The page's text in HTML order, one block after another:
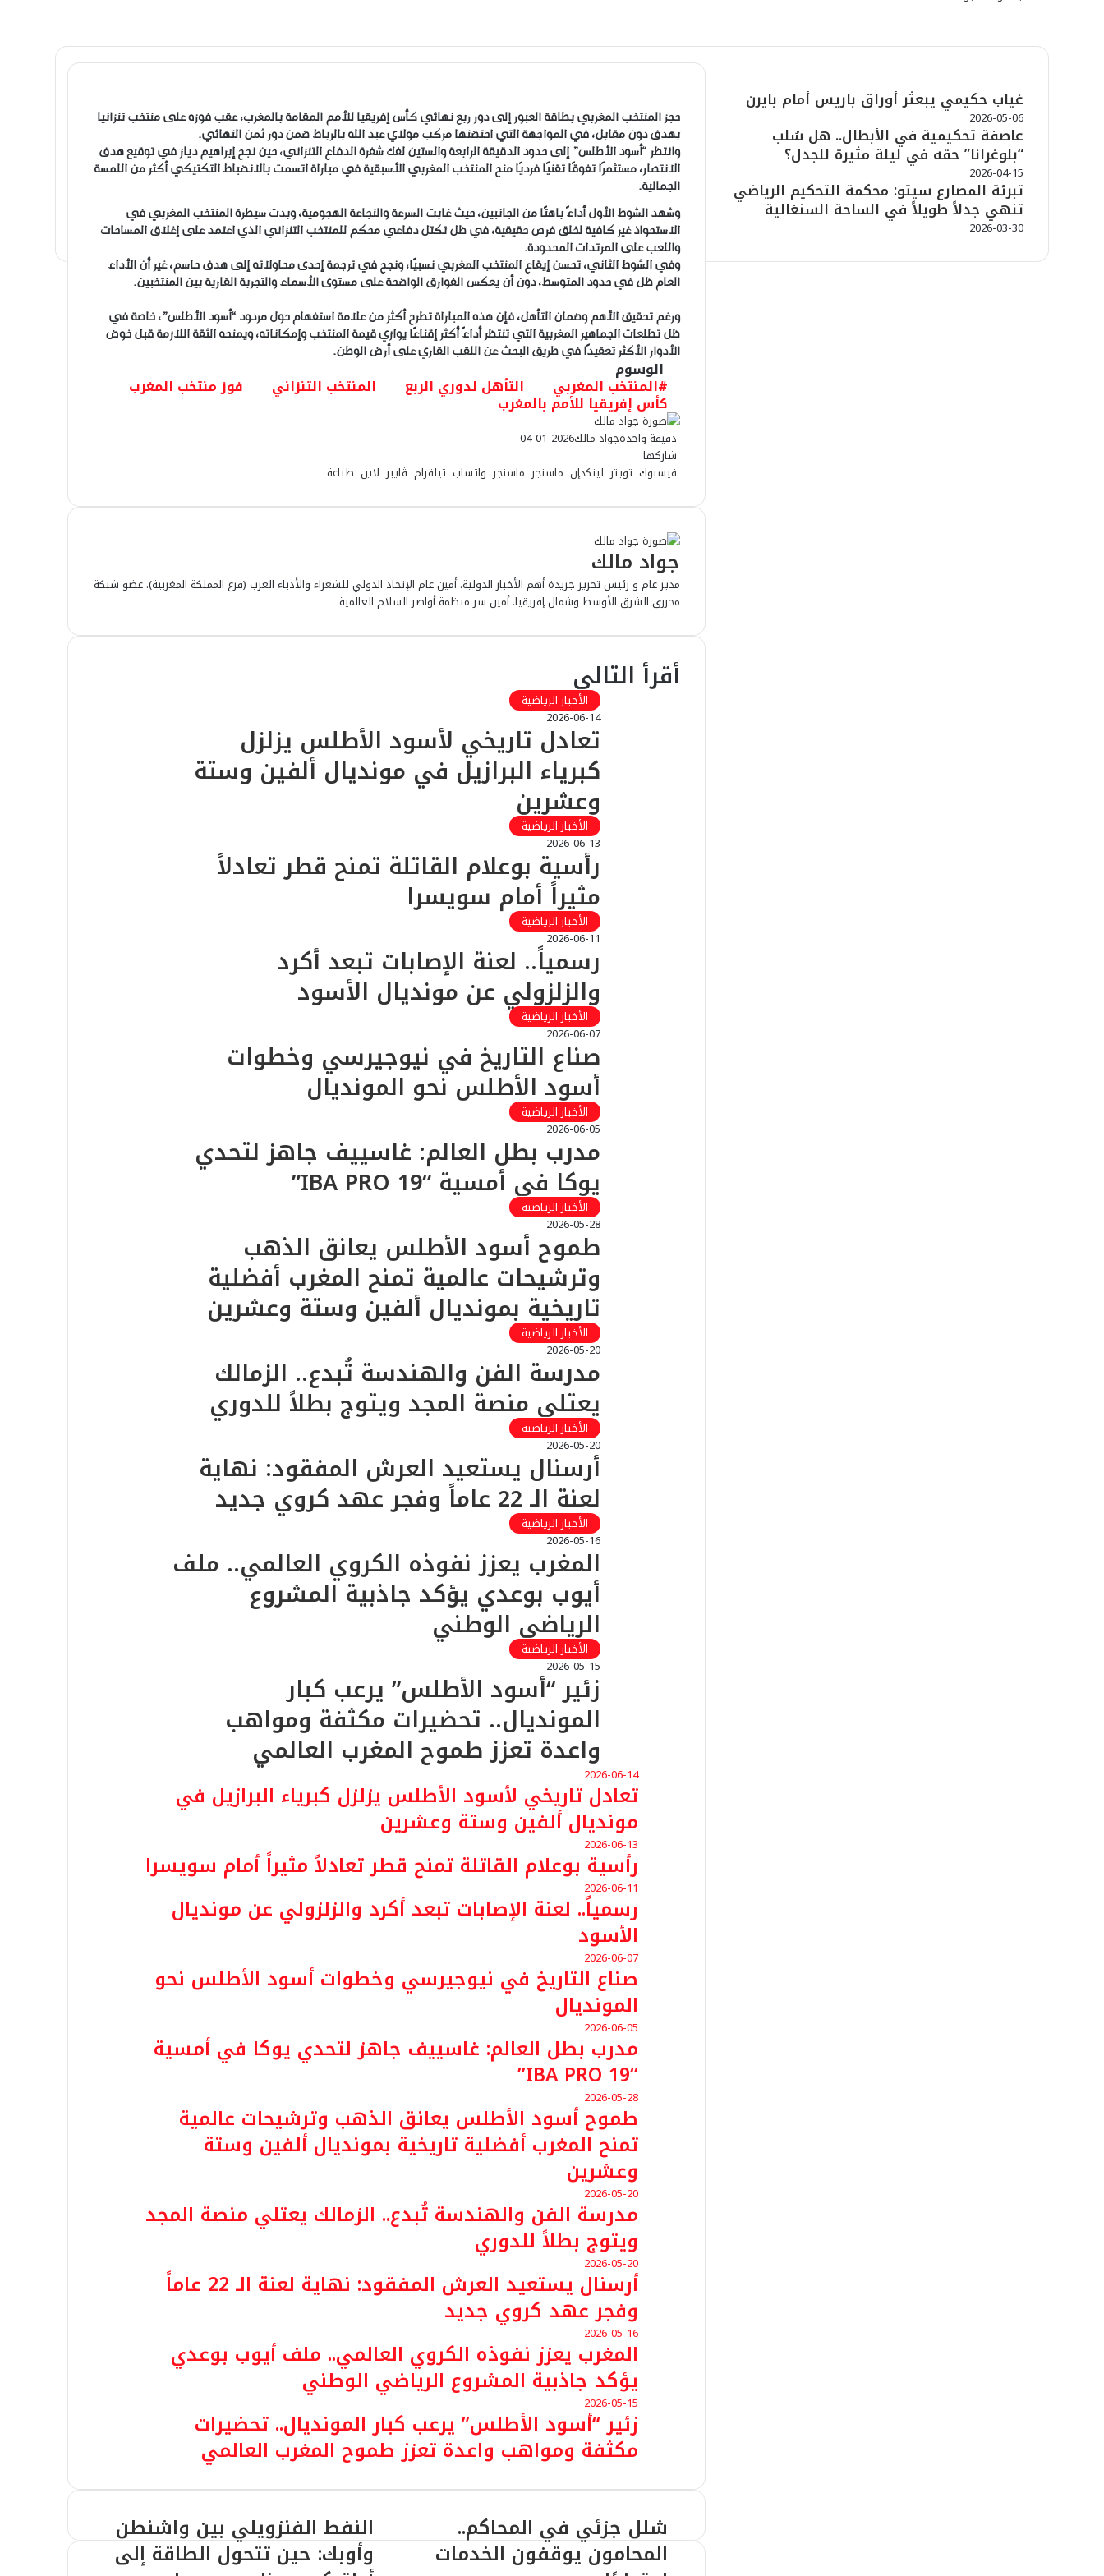
حجز المنتخب المغربي بطاقة العبور إلى دور ربع نهائي كأس إفريقيا للأمم المقامة بالمغرب، عقب فوزه على منتخب تنزانيا
بهدف دون مقابل، في المواجهة التي احتضنها مركب مولاي عبد الله بالرباط ضمن دور ثمن النهائي.
وانتظر “أسود الأطلس” إلى حدود الدقيقة الرابعة والستين لفك شفرة الدفاع التنزاني، حين نجح إبراهيم دياز في توقيع هدف
الانتصار، مستثمرًا تفوقًا تقنيًا فرديًا منح المنتخب المغربي الأسبقية في مباراة اتسمت بالانضباط التكتيكي أكثر من اللمسة
الجمالية.
وشهد الشوط الأول أداءً باهتًا من الجانبين، حيث غابت السرعة والنجاعة الهجومية، وبدت سيطرة المنتخب المغربي في
الاستحواذ غير كافية لخلق فرص حقيقية، في ظل تكتل دفاعي محكم للمنتخب التنزاني الذي اعتمد على إغلاق المساحات
واللعب على المرتدات المحدودة.
وفي الشوط الثاني، تحسن إيقاع المنتخب المغربي نسبيًا، ونجح في ترجمة إحدى محاولاته إلى هدف حاسم، غير أن الأداء
العام ظل في حدود المتوسط، دون أن يعكس الفوارق الواضحة على مستوى الأسماء والتجربة القارية بين المنتخبين.
ورغم تحقيق الأهم وضمان التأهل، فإن هذه المباراة تطرح أكثر من علامة استفهام حول مردود “أسود الأطلس”، خاصة في
ظل تطلعات الجماهير المغربية التي تنتظر أداءً أكثر إقناعًا يوازي قيمة المنتخب وإمكاناته، ويمنحه الثقة اللازمة قبل خوض
الأدوار الأكثر تعقيدًا في طريق البحث عن اللقب القاري على أرض الوطن.
الوسوم
#المنتخب المغربي التأهل لدوري الربع المنتخب التنزاني فوز منتخب المغرب
كأس إفريقيا للأمم بالمغرب
جواد مالك2026-01-04
دقيقة واحدة
شاركها
فيسبوك تويتر لينكدإن ماسنجر ماسنجر واتساب تيلقرام ڤايبر لاين طباعة
جواد مالك
مدير عام و رئيس تحرير جريدة أهم الأخبار الدولية. أمين عام الإتحاد الدولي للشعراء والأدباء العرب (فرع المملكة المغربية). عضو شبكة
محرري الشرق الأوسط وشمال إفريقيا. أمين سر منظمة أواصر السلام العالمية
أقرأ التالي
الأخبار الرياضية
2026-06-14
تعادل تاريخي لأسود الأطلس يزلزل
كبرياء البرازيل في مونديال ألفين وستة
وعشرين
الأخبار الرياضية
2026-06-13
​رأسية بوعلام القاتلة تمنح قطر تعادلاً
مثيراً أمام سويسرا
الأخبار الرياضية
2026-06-11
رسمياً.. لعنة الإصابات تبعد أكرد
والزلزولي عن مونديال الأسود
الأخبار الرياضية
2026-06-07
صناع التاريخ في نيوجيرسي وخطوات
أسود الأطلس نحو المونديال
الأخبار الرياضية
2026-06-05
مدرب بطل العالم: غاسييف جاهز لتحدي
يوكا في أمسية “IBA PRO 19”
الأخبار الرياضية
2026-05-28
طموح أسود الأطلس يعانق الذهب
وترشيحات عالمية تمنح المغرب أفضلية
تاريخية بمونديال ألفين وستة وعشرين
الأخبار الرياضية
2026-05-20
​مدرسة الفن والهندسة تُبدع.. الزمالك
يعتلي منصة المجد ويتوج بطلاً للدوري
الأخبار الرياضية
2026-05-20
أرسنال يستعيد العرش المفقود: نهاية
لعنة الـ 22 عاماً وفجر عهد كروي جديد
الأخبار الرياضية
2026-05-16
المغرب يعزز نفوذه الكروي العالمي.. ملف
أيوب بوعدي يؤكد جاذبية المشروع
الرياضي الوطني
الأخبار الرياضية
2026-05-15
​زئير “أسود الأطلس” يرعب كبار
المونديال.. تحضيرات مكثفة ومواهب
واعدة تعزز طموح المغرب العالمي
2026-06-14
تعادل تاريخي لأسود الأطلس يزلزل كبرياء البرازيل في
مونديال ألفين وستة وعشرين
2026-06-13
​رأسية بوعلام القاتلة تمنح قطر تعادلاً مثيراً أمام سويسرا
2026-06-11
رسمياً.. لعنة الإصابات تبعد أكرد والزلزولي عن مونديال
الأسود
2026-06-07
صناع التاريخ في نيوجيرسي وخطوات أسود الأطلس نحو
المونديال
2026-06-05
مدرب بطل العالم: غاسييف جاهز لتحدي يوكا في أمسية
“IBA PRO 19”
2026-05-28
طموح أسود الأطلس يعانق الذهب وترشيحات عالمية
تمنح المغرب أفضلية تاريخية بمونديال ألفين وستة
وعشرين
2026-05-20
​مدرسة الفن والهندسة تُبدع.. الزمالك يعتلي منصة المجد
ويتوج بطلاً للدوري
2026-05-20
أرسنال يستعيد العرش المفقود: نهاية لعنة الـ 22 عاماً
وفجر عهد كروي جديد
2026-05-16
المغرب يعزز نفوذه الكروي العالمي.. ملف أيوب بوعدي
يؤكد جاذبية المشروع الرياضي الوطني
2026-05-15
​زئير “أسود الأطلس” يرعب كبار المونديال.. تحضيرات
مكثفة ومواهب واعدة تعزز طموح المغرب العالمي
النفط الفنزويلي بين واشنطن
وأوبك: حين تتحول الطاقة إلى
شلل جزئي في المحاكم..
المحامون يوقفون الخدمات
إ
غ
ل
ا
ق
غياب حكيمي يبعثر أوراق باريس أمام بايرن
2026-05-06
​عاصفة تحكيمية في الأبطال.. هل سُلب
“بلوغرانا” حقه في ليلة مثيرة للجدل؟
2026-04-15
تبرئة المصارع سيتو: محكمة التحكيم الرياضي
تنهي جدلاً طويلاً في الساحة السنغالية
2026-03-30